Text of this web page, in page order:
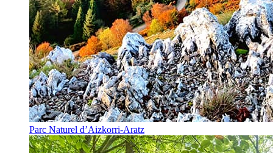
Parc Naturel d’Aizkorri-Aratz